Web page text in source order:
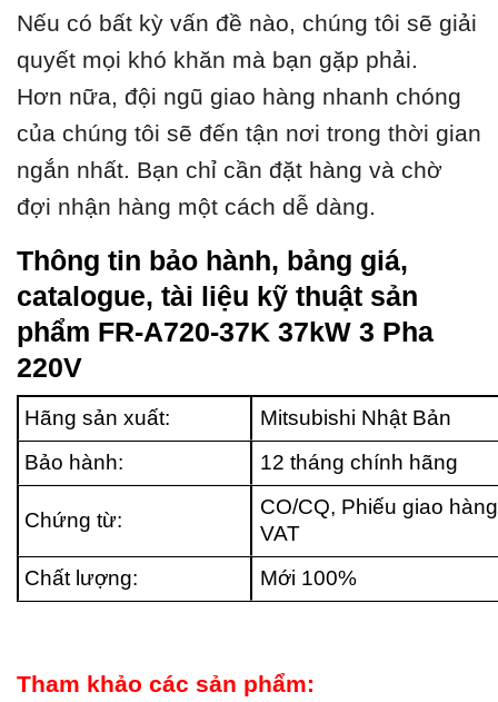
Nếu có bất kỳ vấn đề nào, chúng tôi sẽ giải
quyết mọi khó khăn mà bạn gặp phải.
Hơn nữa, đội ngũ giao hàng nhanh chóng
của chúng tôi sẽ đến tận nơi trong thời gian
ngắn nhất. Bạn chỉ cần đặt hàng và chờ
đợi nhận hàng một cách dễ dàng.
Thông tin bảo hành, bảng giá,
catalogue, tài liệu kỹ thuật sản
phẩm FR-A720-37K 37kW 3 Pha
220V
Hãng sản xuất:
Mitsubishi Nhật Bản
Bảo hành:
12 tháng chính hãng
Chứng từ:
CO/CQ, Phiếu giao
VAT
Chất lượng:
Mới 100%
Tham khảo các sản phẩm: